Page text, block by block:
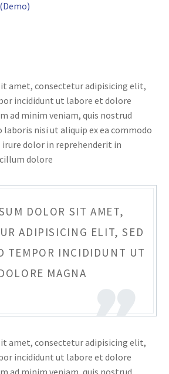
amet, consectetur adipisicing elit,
incididunt ut labore et dolore
ad minim veniam, quis nostrud
nisi ut aliquip ex ea commodo
irure dolor in reprehenderit in
dolore
DOLOR SIT AMET,
ADIPISICING ELIT, SED
TEMPOR INCIDIDUNT UT
MAGNA
amet, consectetur adipisicing elit,
incididunt ut labore et dolore
ad minim veniam, quis nostrud